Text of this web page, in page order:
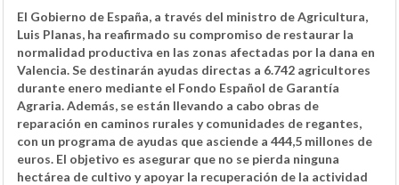
El Gobierno de España, a través del ministro de Agricultura,
Luis Planas, ha reafirmado su compromiso de restaurar la
normalidad productiva en las zonas afectadas por la dana en
Valencia. Se destinarán ayudas directas a 6.742 agricultores
durante enero mediante el Fondo Español de Garantía
Agraria. Además, se están llevando a cabo obras de
reparación en caminos rurales y comunidades de regantes,
con un programa de ayudas que asciende a 444,5 millones de
euros. El objetivo es asegurar que no se pierda ninguna
hectárea de cultivo y apoyar la recuperación de la actividad